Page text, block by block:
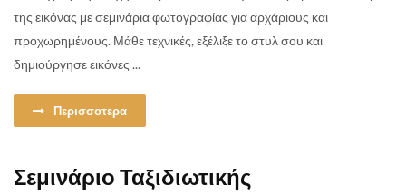
της εικόνας με σεμινάρια φωτογραφίας για αρχάριους και
προχωρημένους. Μάθε τεχνικές, εξέλιξε το στυλ σου και
δημιούργησε εικόνες ...
Περισσοτερα
Σεμινάριο Ταξιδιωτικής